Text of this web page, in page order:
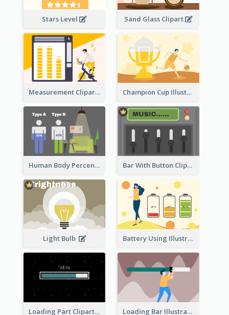
Stars Level Sand Glass Clipart
Measurement Clipart Champion Cup Illustration
Human Body Percentage Comparison Bar With Button Clipart
Light Bulb Battery Using Illustration
Loading Part Clipart Loading Bar Illustration